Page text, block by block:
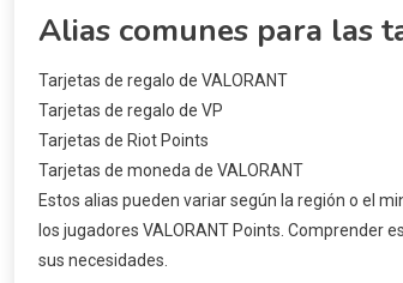
Alias comunes para las
Tarjetas de regalo de VALORANT
Tarjetas de regalo de VP
Tarjetas de Riot Points
Tarjetas de moneda de VALORANT
Estos alias pueden variar según la región o el
los jugadores VALORANT Points. Comprender
sus necesidades.